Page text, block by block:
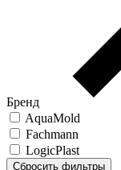
Бренд
AquaMold
Fachmann
LogicPlast